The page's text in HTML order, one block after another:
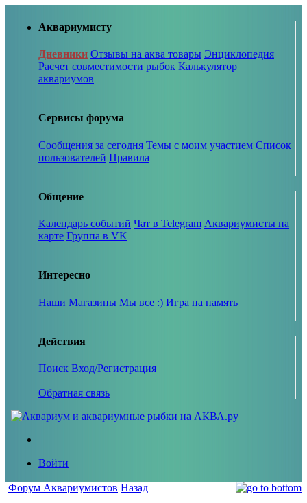
Аквариумисту
Дневники Отзывы на аква товары Энциклопедия
Расчет совместимости рыбок Калькулятор
аквариумов
Сервисы форума
Сообщения за сегодня Темы с моим участием Список
пользователей Правила
Общение
Календарь событий Чат в Telegram Аквариумисты на
карте Группа в VK
Интересно
Наши Магазины Мы все :) Игра на память
Действия
Поиск Вход/Регистрация
Обратная связь
Войти
Форум Аквариумистов Назад